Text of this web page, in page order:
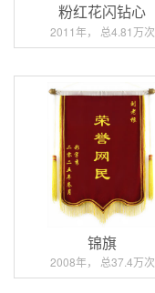
粉红花闪钻心
2011年， 总4.81万次
锦旗
2008年， 总37.4万次